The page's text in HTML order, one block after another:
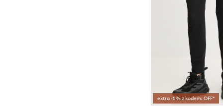
extra -5% z kodem: OFF*